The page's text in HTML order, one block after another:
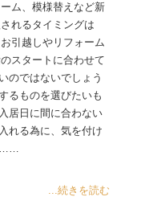
ム、模様替えなど新
れるタイミングは
引越しやリフォーム
スタートに合わせて
のではないでしょう
るものを選びたいも
居日に間に合わない
れる為に、気を付け
……
...続きを読む